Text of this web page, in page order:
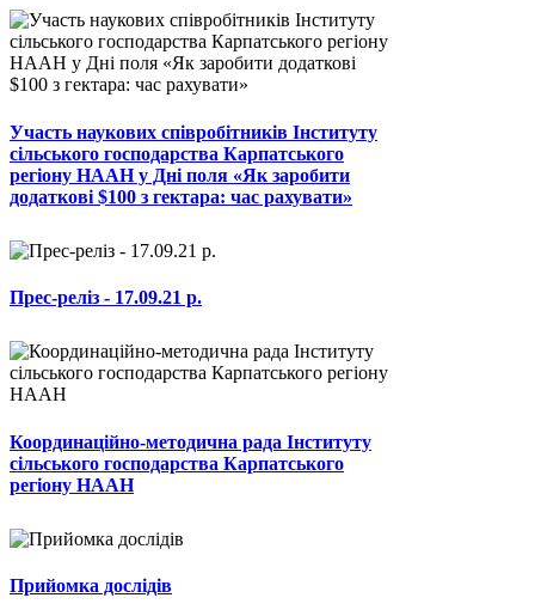
Участь наукових співробітників Інституту
сільського господарства Карпатського
регіону НААН у Дні поля «Як заробити
додаткові $100 з гектара: час рахувати»
Прес-реліз - 17.09.21 р.
Координаційно-методична рада Інституту
сільського господарства Карпатського
регіону НААН
Прийомка дослідів